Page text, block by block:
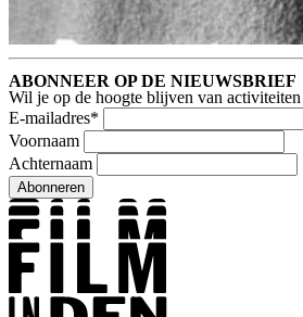
ABONNEER OP DE NIEUWSBRIEF
Wil je op de hoogte blijven van
E-mailadres*
Voornaam
Achternaam
Abonneren